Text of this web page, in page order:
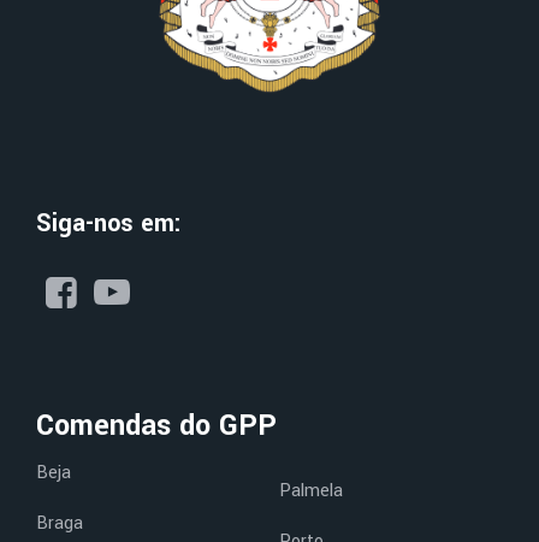
Siga-nos em:
Comendas do GPP
Beja
Braga
Palmela